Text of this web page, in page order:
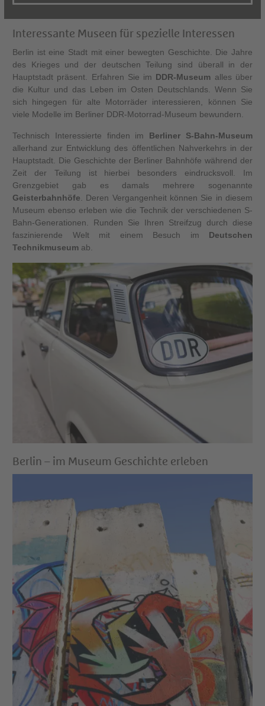
Interessante Museen für spezielle Interessen
Berlin ist eine Stadt mit einer bewegten Geschichte. Die Jahre
des Krieges und der deutschen Teilung sind überall in der
Hauptstadt präsent. Erfahren Sie im DDR-Museum alles über
die Kultur und das Leben im Osten Deutschlands. Wenn Sie
sich hingegen für alte Motorräder interessieren, können Sie
viele Modelle im Berliner DDR-Motorrad-Museum bewundern.
Technisch Interessierte finden im Berliner S-Bahn-Museum
allerhand zur Entwicklung des öffentlichen Nahverkehrs in der
Hauptstadt. Die Geschichte der Berliner Bahnhöfe während der
Zeit der Teilung ist hierbei besonders eindrucksvoll. Im
Grenzgebiet gab es damals mehrere sogenannte
Geisterbahnhöfe. Deren Vergangenheit können Sie in diesem
Museum ebenso erleben wie die Technik der verschiedenen S-
Bahn-Generationen. Runden Sie Ihren Streifzug durch diese
faszinierende Welt mit einem Besuch im Deutschen
Technikmuseum ab.
Berlin – im Museum Geschichte erleben